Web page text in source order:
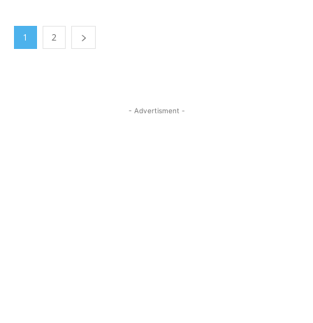
1 2
- Advertisment -